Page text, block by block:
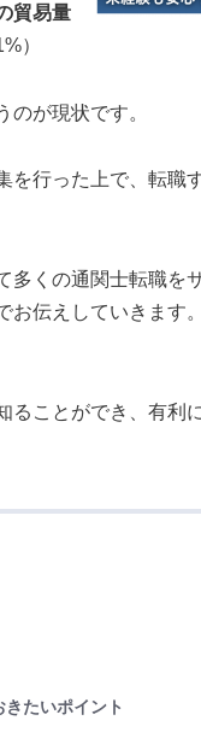
貿易量
）
のが現状です。
行った上で、転職
くの通関士転職を
伝えしていきます。
ことができ、有利
たいポイント